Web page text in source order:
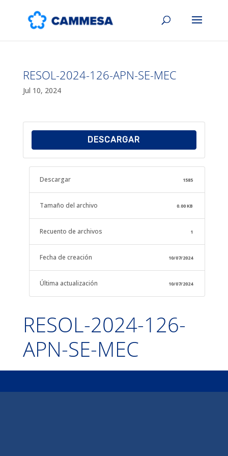
RESOL-2024-126-APN-SE-MEC
Jul 10, 2024
DESCARGAR
Descargar 1585
Tamaño del archivo 0.00 KB
Recuento de archivos 1
Fecha de creación 10/07/2024
Última actualización 10/07/2024
RESOL-2024-126-
APN-SE-MEC